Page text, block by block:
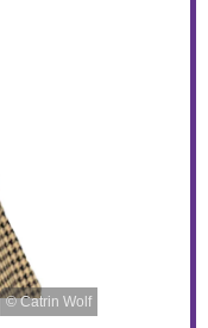
© Catrin Wolf